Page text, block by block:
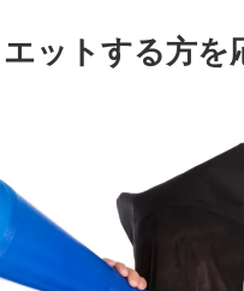
ットする方を